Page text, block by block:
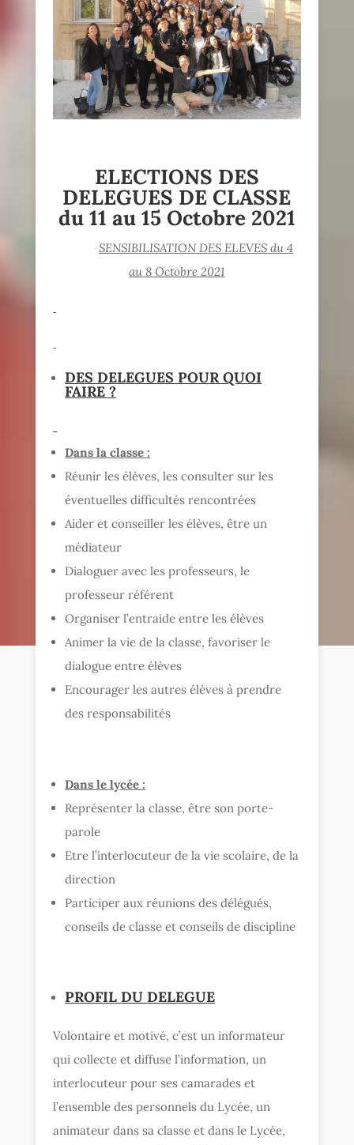
ELECTIONS DES
DELEGUES DE CLASSE
du 11 au 15 Octobre 2021
SENSIBILISATION DES ELEVES du 4
au 8 Octobre 2021
DES DELEGUES POUR QUOI
FAIRE ?
Dans la classe :
Réunir les élèves, les consulter sur les
éventuelles difficultés rencontrées
Aider et conseiller les élèves, être un
médiateur
Dialoguer avec les professeurs, le
professeur référent
Organiser l’entraide entre les élèves
Animer la vie de la classe, favoriser le
dialogue entre élèves
Encourager les autres élèves à prendre
des responsabilités
Dans le lycée :
Représenter la classe, être son porte-
parole
Etre l’interlocuteur de la vie scolaire, de la
direction
Participer aux réunions des délégués,
conseils de classe et conseils de discipline
PROFIL DU DELEGUE
Volontaire et motivé, c’est un informateur
qui collecte et diffuse l’information, un
interlocuteur pour ses camarades et
l’ensemble des personnels du Lycée, un
animateur dans sa classe et dans le Lycée,